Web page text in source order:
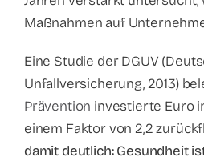
Maßnahmen auf
Eine Studie der DGUV
Unfallversicherung, 2013)
Prävention investierte Euro
einem Faktor von 2,2
damit deutlich: Gesundheit